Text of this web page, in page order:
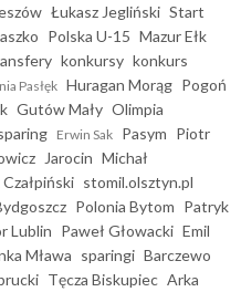
Łukasz Jegliński Start
Polska U-15 Mazur Ełk
konkursy konkurs
Pasłęk Huragan Morąg Pogoń
Gutów Mały Olimpia
Erwin Sak Pasym Piotr
Jarocin Michał
Czałpiński stomil.olsztyn.pl
Polonia Bytom Patryk
Lublin Paweł Głowacki Emil
Mława sparingi Barczewo
Tęcza Biskupiec Arka